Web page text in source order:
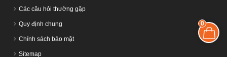
Các câu hỏi thường gặp
Quy định chung
Chính sách bảo mật
Sitemap
0